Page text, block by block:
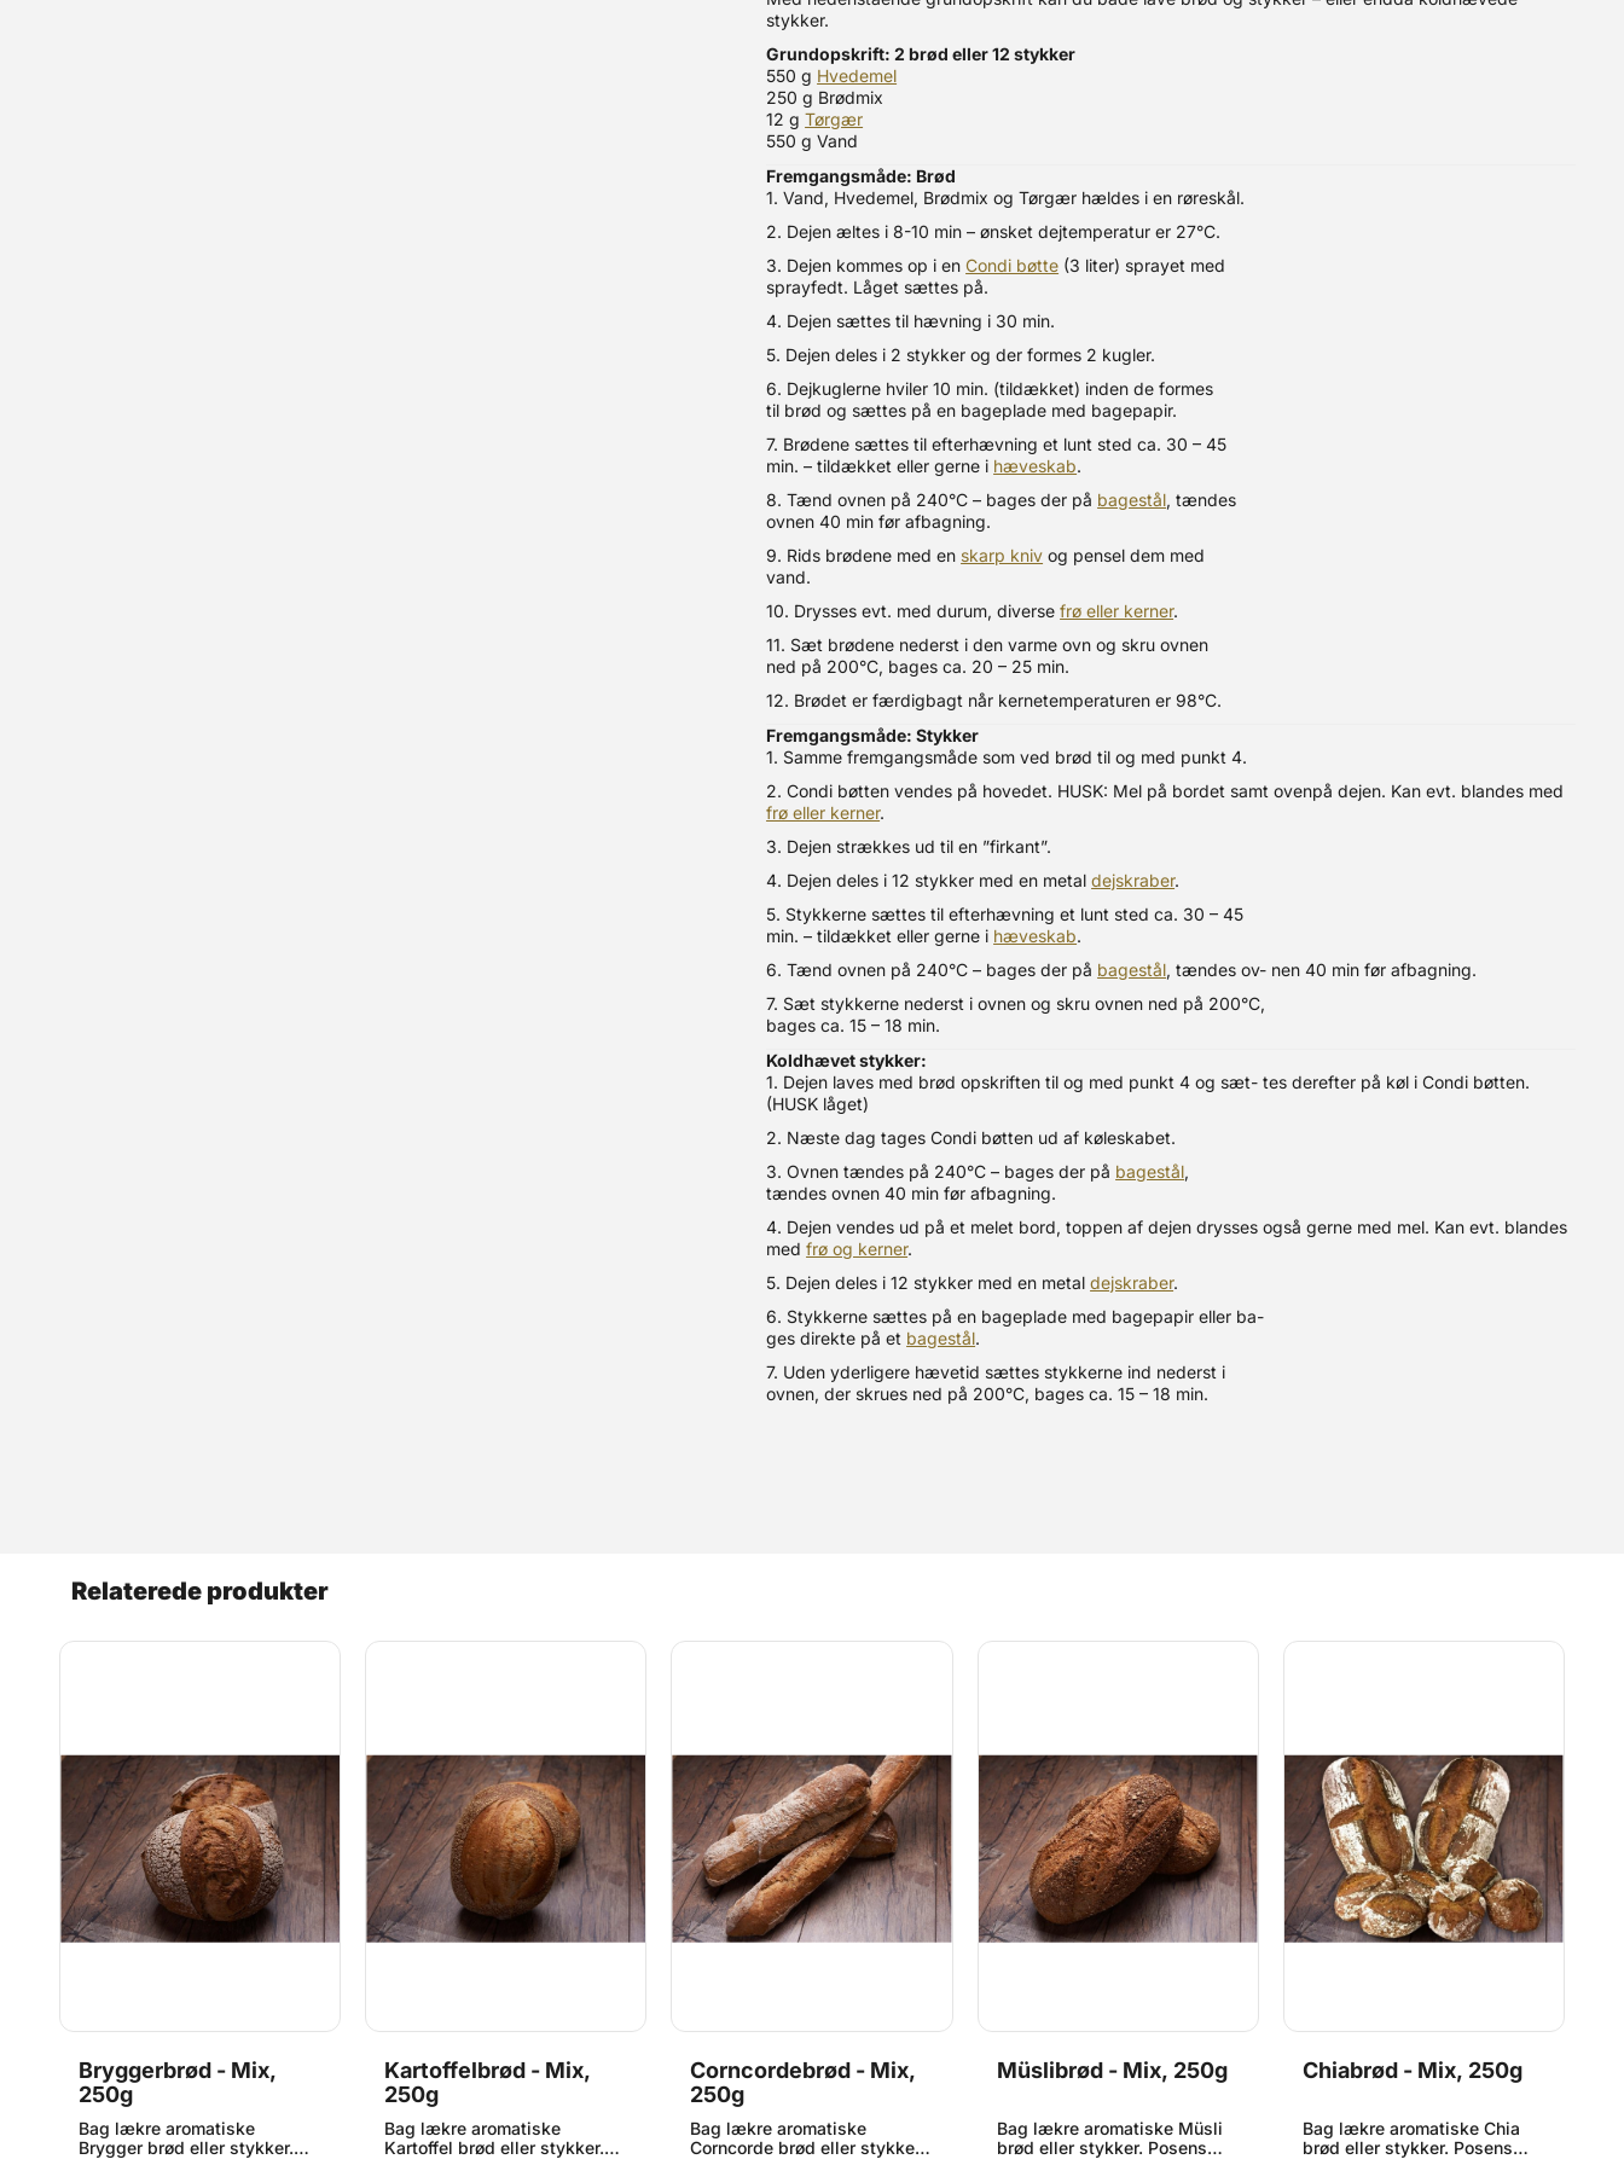
stykker.
Grundopskrift: 2 brød eller 12 stykker
550 g Hvedemel
250 g Brødmix
12 gTørgær
550 g Vand
Fremgangsmåde: Brød
1. Vand, Hvedemel, Brødmix og Tørgær hældes i en røreskål.
2. Dejen æltes i 8-10 min – ønsket dejtemperatur er 27°C.
3. Dejen kommes op i enCondi bøtte (3 liter) sprayet med
sprayfedt. Låget sættes på.
4. Dejen sættes til hævning i 30 min.
5. Dejen deles i 2 stykker og der formes 2 kugler.
6. Dejkuglerne hviler 10 min. (tildækket) inden de formes
til brød og sættes på en bageplade med bagepapir.
7. Brødene sættes til efterhævning et lunt sted ca. 30 – 45
min. – tildækket eller gerne i hæveskab.
8. Tænd ovnen på 240°C – bages der på bagestål, tændes
ovnen 40 min før afbagning.
9. Rids brødene med en skarp kniv og pensel dem med
vand.
10. Drysses evt. med durum, diversefrø eller kerner.
11. Sæt brødene nederst i den varme ovn og skru ovnen
ned på 200°C, bages ca. 20 – 25 min.
12. Brødet er færdigbagt når kernetemperaturen er 98°C.
Fremgangsmåde: Stykker
1. Samme fremgangsmåde som ved brød til og med punkt 4.
2. Condi bøtten vendes på hovedet. HUSK: Mel på bordet samt ovenpå dejen. Kan evt. blandes med
frø eller kerner.
3. Dejen strækkes ud til en ”firkant”.
4. Dejen deles i 12 stykker med en metaldejskraber.
5. Stykkerne sættes til efterhævning et lunt sted ca. 30 – 45
min. – tildækket eller gerne i hæveskab.
6. Tænd ovnen på 240°C – bages der på bagestål, tændes ov- nen 40 min før afbagning.
7. Sæt stykkerne nederst i ovnen og skru ovnen ned på 200°C,
bages ca. 15 – 18 min.
Koldhævet stykker:
1. Dejen laves med brød opskriften til og med punkt 4 og sæt- tes derefter på køl i Condi bøtten.
(HUSK låget)
2. Næste dag tages Condi bøtten ud af køleskabet.
3. Ovnen tændes på 240°C – bages der på bagestål,
tændes ovnen 40 min før afbagning.
4. Dejen vendes ud på et melet bord, toppen af dejen drysses også gerne med mel. Kan evt. blandes
medfrø og kerner.
5. Dejen deles i 12 stykker med en metaldejskraber.
6. Stykkerne sættes på en bageplade med bagepapir eller ba-
ges direkte på et bagestål.
7. Uden yderligere hævetid sættes stykkerne ind nederst i
ovnen, der skrues ned på 200°C, bages ca. 15 – 18 min.
Relaterede produkter
Bryggerbrød - Mix,
250g
Bag lækre aromatiske
Brygger brød eller stykker.
Kartoffelbrød - Mix,
250g
Bag lækre aromatiske
Kartoffel brød eller stykker.
Corncordebrød - Mix,
250g
Bag lækre aromatiske
Corncorde brød eller stykker.
Müslibrød - Mix, 250g
Bag lækre aromatiske Müsli
brød eller stykker. Posens
Chiabrød - Mix, 250g
Bag lækre aromatiske Chia
brød eller stykker. Posens